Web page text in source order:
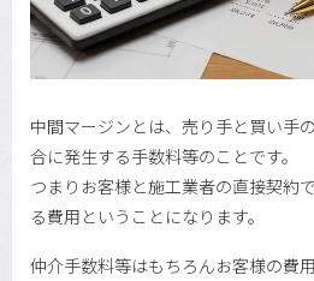
中間マージンとは、売り手と買い手
合に発生する手数料等のことです。
つまりお客様と施工業者の直接契約
る費用ということになります。
仲介手数料等はもちろんお客様の費